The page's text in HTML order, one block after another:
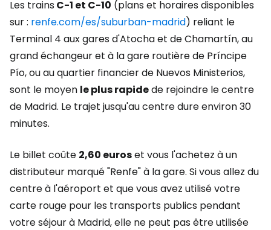
Les trainsC-1 et C-10 (plans et horaires disponibles
sur : renfe.com/es/suburban-madrid) reliant le
Terminal 4 aux gares d'Atocha et de Chamartín, au
grand échangeur et à la gare routière de Príncipe
Pío, ou au quartier financier de Nuevos Ministerios,
sont le moyen le plus rapidede rejoindre le centre
de Madrid. Le trajet jusqu'au centre dure environ 30
minutes.
Le billet coûte 2,60 euroset vous l'achetez à un
distributeur marqué "Renfe" à la gare. Si vous allez du
centre à l'aéroport et que vous avez utilisé votre
carte rouge pour les transports publics pendant
votre séjour à Madrid, elle ne peut pas être utilisée